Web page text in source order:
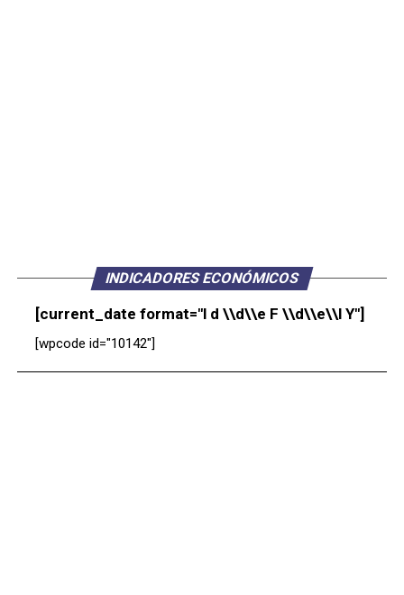
INDICADORES ECONÓMICOS
[current_date format="l d \\d\\e F \\d\\e\\l Y"]
[wpcode id="10142"]